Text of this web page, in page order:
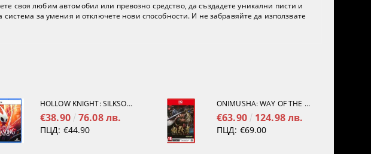
своя любим автомобил или превозно средство, да създадете уникални писти и
за умения и отключете нови способности. И не забравяйте да използвате
HOLLOW KNIGHT: SILKSONG [PS5]
€38.90 76.08 лв.
ПЦД: €44.90
ONIMUSHA: WAY OF THE SWORD [NINTENDO SWITCH 2]
€63.90 124.98 лв.
ПЦД: €69.00